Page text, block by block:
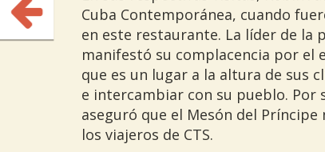
Cuba Contemporánea, cuando
en este restaurante. La líder de la
manifestó su complacencia por el
que es un lugar a la altura de sus
e intercambiar con su pueblo. Por
aseguró que el Mesón del
los viajeros de CTS.